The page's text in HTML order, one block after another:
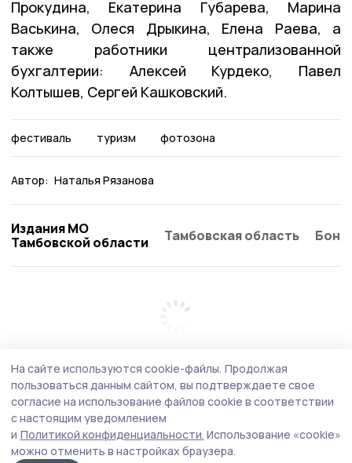
Прокудина, Екатерина Губарева, Марина
Васькина, Олеся Дрыкина, Елена Раева, а
также работники централизованной
бухгалтерии: Алексей Курдеко, Павел
Колтышев, Сергей Кашковский.
фестиваль туризм фотозона
Автор: Наталья Рязанова
Издания МО
Тамбовской области
Тамбовская область
На сайте используются cookie-файлы. Продолжая
пользоваться данным сайтом, вы подтверждаете свое
согласие на использование файлов cookie в соответствии
с настоящим уведомлением
и Политикой конфиденциальности. Использование «cookie»
можно отменить в настройках браузера.